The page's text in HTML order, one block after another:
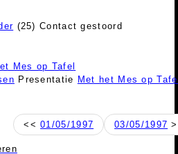
(25) Contact gestoord
Mes op Tafel
Presentatie Met het Mes op
<<01/05/1997 03/05/1997